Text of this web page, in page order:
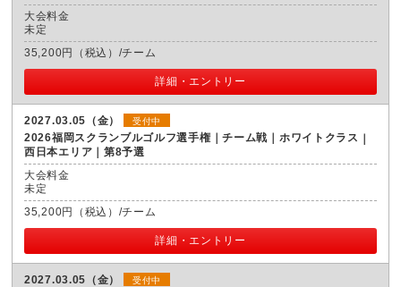
大会料金
未定
35,200円（税込）/チーム
詳細・エントリー
2027.03.05（金） 受付中
2026福岡スクランブルゴルフ選手権｜チーム戦｜ホワイトクラス
西日本エリア｜第8予選
大会料金
未定
35,200円（税込）/チーム
詳細・エントリー
2027.03.05（金） 受付中